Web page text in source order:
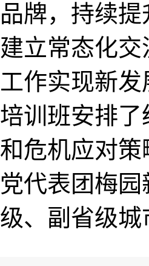
品牌，持续
建立常态化
工作实现新发
培训班安排
和危机应对
党代表团梅
级、副省级